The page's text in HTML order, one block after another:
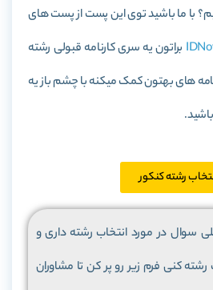
با ما باشید توی این پست از پست های
براتون یه سری کارنامه قبولی رشته
های بهتون کمک میکنه با چشم باز یه
رشته کنکور
سوال در مورد انتخاب رشته داری و
کنی فرم زیر رو پر کن تا مشاوران